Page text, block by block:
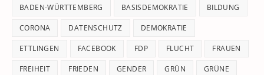
BADEN-WÜRTTEMBERG BASISDEMOKRATIE BILDUNG
CORONA DATENSCHUTZ DEMOKRATIE
ETTLINGEN FACEBOOK FDP FLUCHT FRAUEN
FREIHEIT FRIEDEN GENDER GRÜN GRÜNE